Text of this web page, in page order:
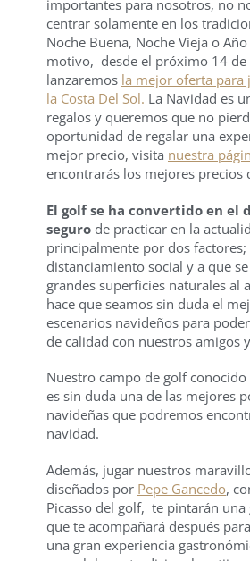
importantes para nosotros, no
centrar solamente en los
Noche Buena, Noche Vieja o
motivo, desde el próximo 14 de
lanzaremos la mejor oferta para
la Costa Del Sol. La Navidad es
regalos y queremos que no
oportunidad de regalar una
mejor precio, visita nuestra
encontrarás los mejores precios
El golf se ha convertido en el
seguro de practicar en la
principalmente por dos factores;
distanciamiento social y a que
grandes superficies naturales al
hace que seamos sin duda el
escenarios navideños para
de calidad con nuestros amigos
Nuestro campo de golf conocido
es sin duda una de las mejores
navideñas que podremos
navidad.
Además, jugar nuestros
diseñados por Pepe Gancedo,
Picasso del golf, te pintarán una
que te acompañará después
una gran experiencia